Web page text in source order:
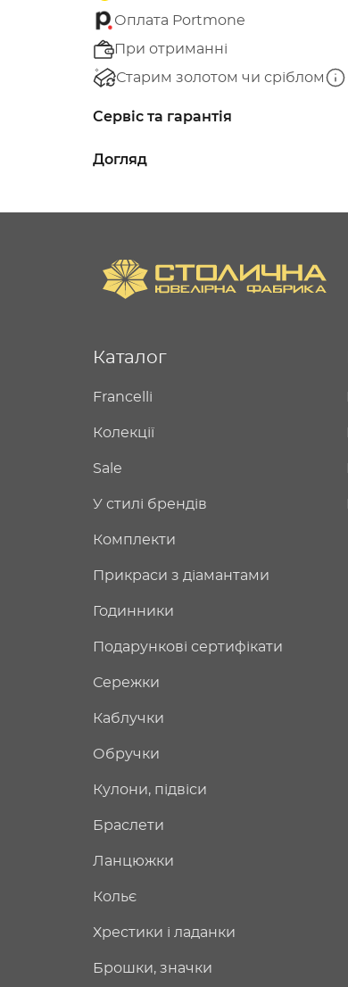
Оплата Portmone
При отриманні
Старим золотом чи сріблом
Сервіс та гарантія
Догляд
Каталог
Francelli
Колекції
Sale
У стилі брендів
Комплекти
Прикраси з діамантами
Годинники
Подарункові сертифікати
Сережки
Каблучки
Обручки
Кулони, підвіси
Браслети
Ланцюжки
Кольє
Хрестики і ладанки
Брошки, значки